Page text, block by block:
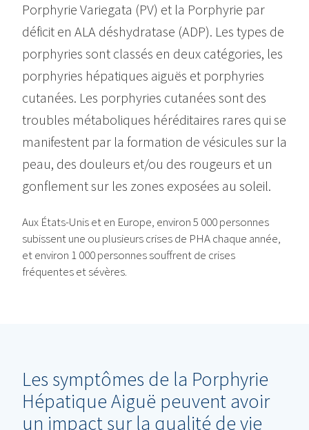
Porphyrie Variegata (PV) et la Porphyrie par
déficit en ALA déshydratase (ADP). Les types de
porphyries sont classés en deux catégories, les
porphyries hépatiques aiguës et porphyries
cutanées. Les porphyries cutanées sont des
troubles métaboliques héréditaires rares qui se
manifestent par la formation de vésicules sur la
peau, des douleurs et/ou des rougeurs et un
gonflement sur les zones exposées au soleil.
Aux États-Unis et en Europe, environ 5 000 personnes
subissent une ou plusieurs crises de PHA chaque année,
et environ 1 000 personnes souffrent de crises
fréquentes et sévères.
Les symptômes de la Porphyrie
Hépatique Aiguë peuvent avoir
un impact sur la qualité de vie